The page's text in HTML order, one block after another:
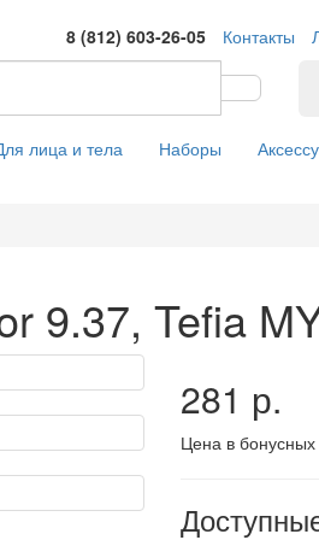
8 (812) 603-26-05
Контакты
лица и тела Наборы
9.37, Tefia
281 р.
Цена в